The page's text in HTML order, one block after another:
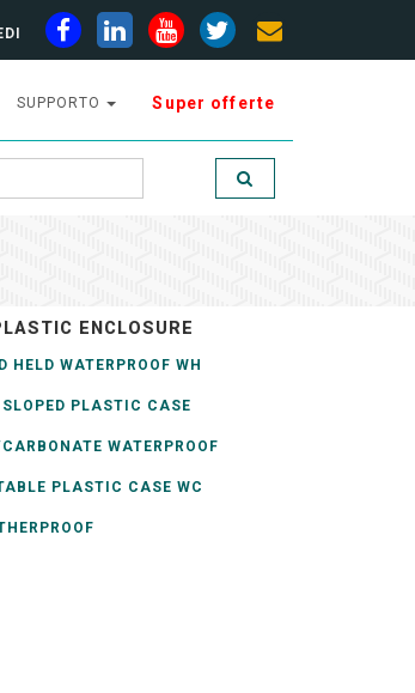
SUPPORTO Super offerte
ENCLOSURE
HELD WATERPROOF WH
SLOPED PLASTIC CASE
WATERPROOF
PLASTIC CASE WC